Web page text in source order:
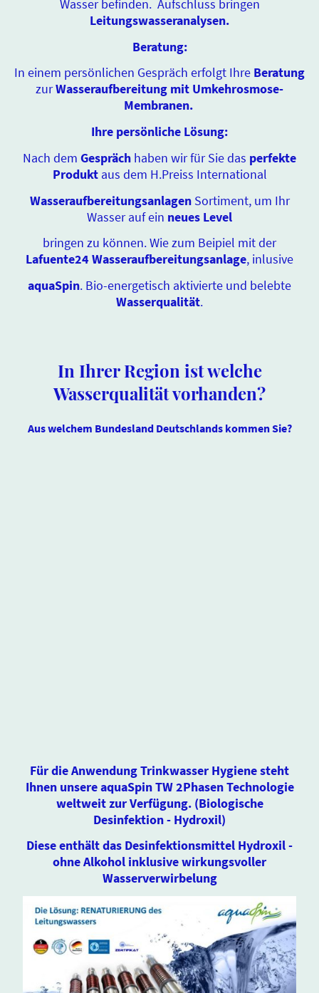
Wasser befinden. Aufschluss bringen
Leitungswasseranalysen.
Beratung:
In einem persönlichen Gespräch erfolgt Ihre Beratung
zurWasseraufbereitung mit Umkehrosmose-
Membranen.
Ihre persönliche Lösung:
Nach dem Gespräch haben wir für Sie das perfekte
Produktaus dem H.Preiss International
WasseraufbereitungsanlagenSortiment, um Ihr
Wasser auf ein neues Level
bringen zu können. Wie zum Beipiel mit der
Lafuente24 Wasseraufbereitungsanlage, inlusive
aquaSpin. Bio-energetisch aktivierte und belebte
Wasserqualität.
In Ihrer Region ist welche
Wasserqualität vorhanden?
Aus welchem Bundesland Deutschlands kommen Sie?
Für die Anwendung Trinkwasser Hygiene steht
Ihnen unsere aquaSpin TW 2Phasen Technologie
weltweit zur Verfügung. (Biologische
Desinfektion - Hydroxil)
Diese enthält das Desinfektionsmittel Hydroxil -
ohne Alkohol inklusive wirkungsvoller
Wasserverwirbelung